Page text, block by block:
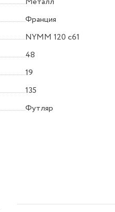
Франция
NYMM 120 c61
48
19
135
Футляр